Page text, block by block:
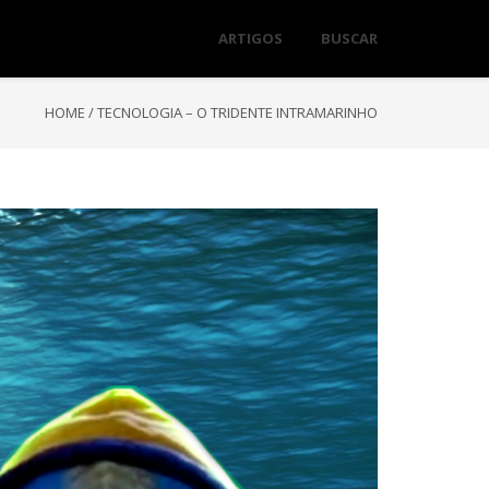
ARTIGOS BUSCAR
HOME /TECNOLOGIA – O TRIDENTE INTRAMARINHO